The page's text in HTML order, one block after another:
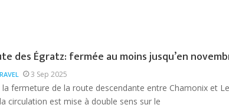
des Égratz: fermée au moins jusqu’en
3 Sep 2025
la fermeture de la route descendante entre Chamonix et
circulation est mise à double sens sur le